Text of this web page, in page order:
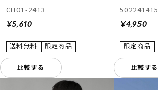
CH01-2413
¥5,610
比較する
502241415
¥4,950
比較する